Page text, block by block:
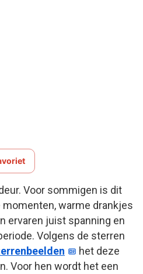
Voor sommigen is dit
warme drankjes
ervaren juist spanning en
Volgens de sterren
het deze
Voor hen wordt het een